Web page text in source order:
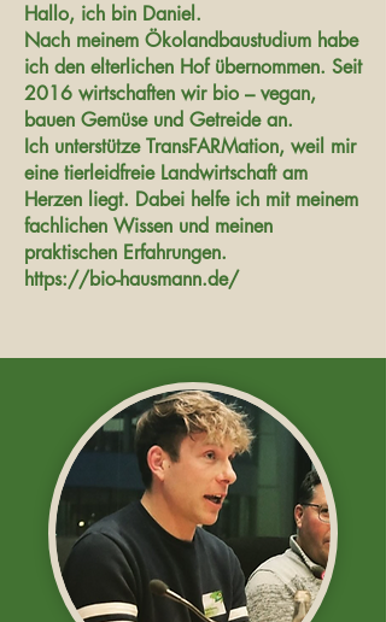
Hallo, ich bin Daniel.
Nach meinem Ökolandbaustudium habe
ich den elterlichen Hof übernommen. Seit
2016 wirtschaften wir bio – vegan,
bauen Gemüse und Getreide an.
Ich unterstütze TransFARMation, weil mir
eine tierleidfreie Landwirtschaft am
Herzen liegt. Dabei helfe ich mit meinem
fachlichen Wissen und meinen
praktischen Erfahrungen.
https://bio-hausmann.de/